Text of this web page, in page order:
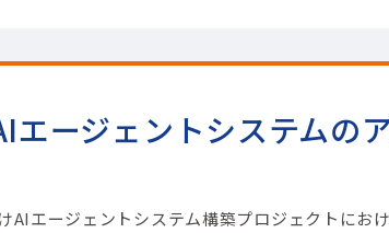
エージェントシステムの
AIエージェントシステム構築プロジェクトにお